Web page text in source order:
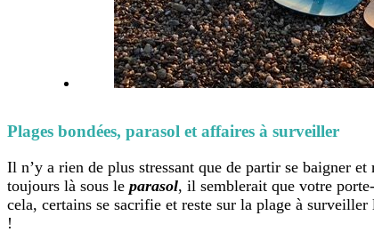
Plages bondées, parasol et affaires à surveiller
Il n’y a rien de plus stressant que de partir se baigner
toujours là sous le parasol, il semblerait que votre
cela, certains se sacrifie et reste sur la plage à
!